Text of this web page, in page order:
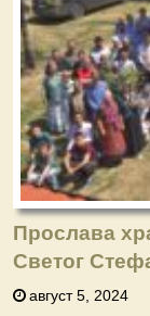
Прослава
Светог
август 5, 2024